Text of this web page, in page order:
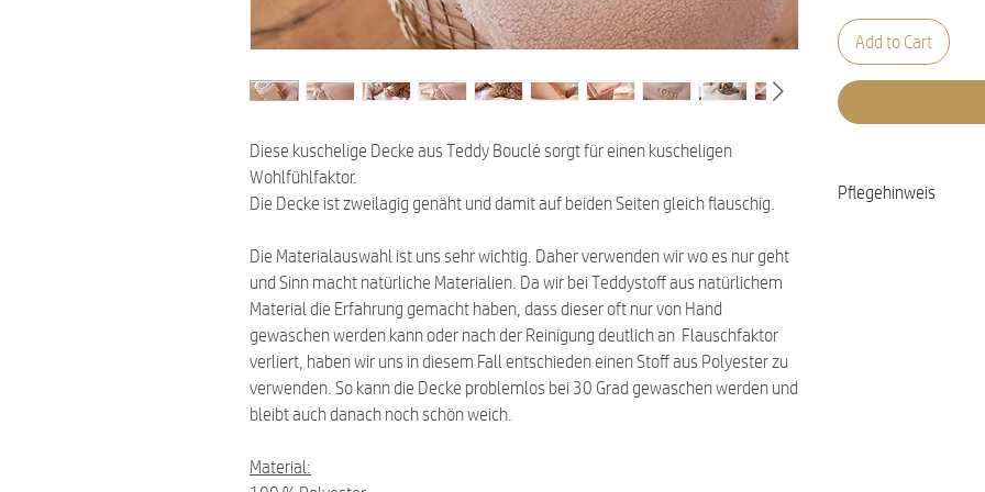
Diese kuschelige Decke aus Teddy Bouclé sorgt für einen kuscheligen
Wohlfühlfaktor.
Die Decke ist zweilagig genäht und damit auf beiden Seiten gleich flauschig.
Die Materialauswahl ist uns sehr wichtig. Daher verwenden wir wo es nur geht
und Sinn macht natürliche Materialien. Da wir bei Teddystoff aus natürlichem
Material die Erfahrung gemacht haben, dass dieser oft nur von Hand
gewaschen werden kann oder nach der Reinigung deutlich an Flauschfaktor
verliert, haben wir uns in diesem Fall entschieden einen Stoff aus Polyester zu
verwenden. So kann die Decke problemlos bei 30 Grad gewaschen werden und
bleibt auch danach noch schön weich.
Material:
Add to Cart
Pflegehinweis